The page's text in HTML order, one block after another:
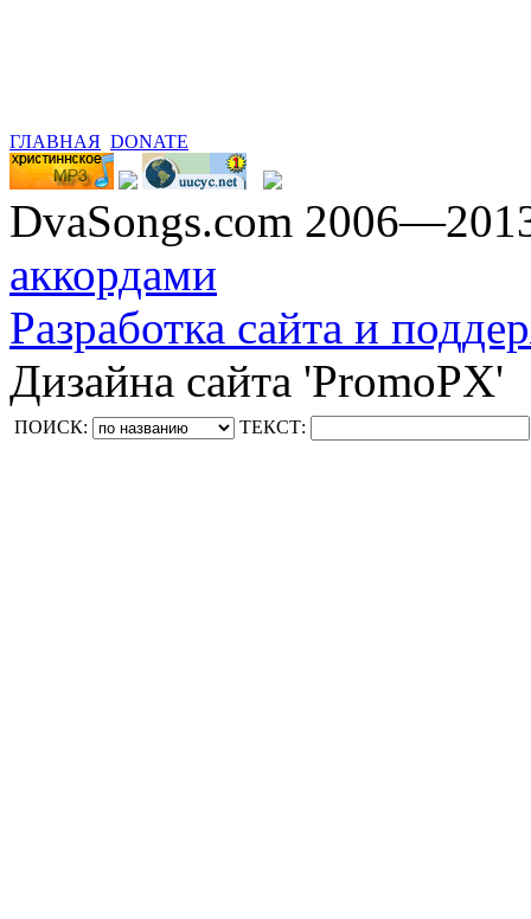
ГЛАВНАЯ DONATE
DvaSongs.com
аккордами
Разработка сайта и
Дизайна сайта 'PromoPX'
ПОИСК: ТЕКСТ: